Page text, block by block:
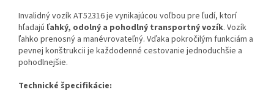
Invalidný vozík AT52316 je vynikajúcou voľbou pre ľudí, ktorí
hľadajú ľahký, odolný a pohodlný transportný vozík. Vozík
ľahko prenosný a manévrovateľný. Vďaka pokročilým funkciám a
pevnej konštrukcii je každodenné cestovanie jednoduchšie a
pohodlnejšie.
Technické špecifikácie: